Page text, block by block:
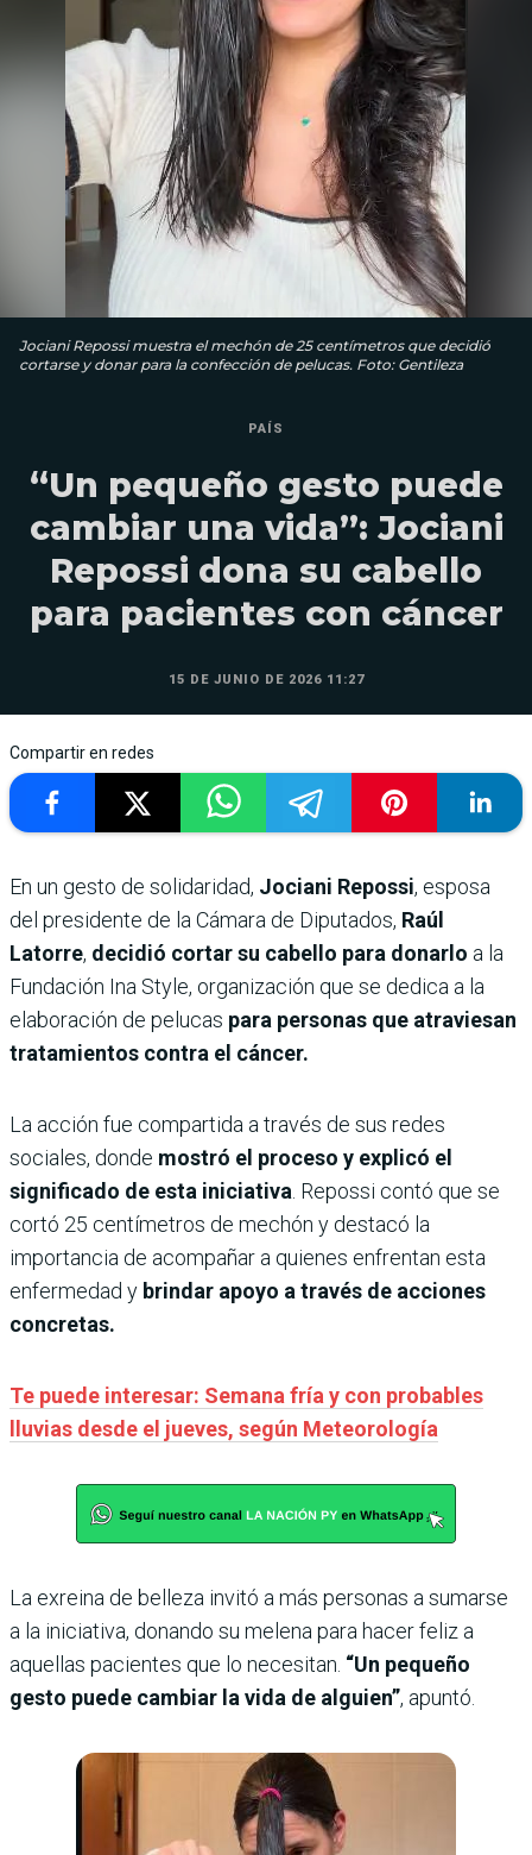
Jociani Repossi muestra el mechón de 25 centímetros que decidió
cortarse y donar para la confección de pelucas. Foto: Gentileza
PAÍS
“Un pequeño gesto puede
cambiar una vida”: Jociani
Repossi dona su cabello
para pacientes con cáncer
15 DE JUNIO DE 2026 11:27
Compartir en redes
En un gesto de solidaridad, Jociani Repossi, esposa
del presidente de la Cámara de Diputados, Raúl
Latorre, decidió cortar su cabello para donarlo a la
Fundación Ina Style, organización que se dedica a la
elaboración de pelucas para personas que atraviesan
tratamientos contra el cáncer.
La acción fue compartida a través de sus redes
sociales, donde mostró el proceso y explicó el
significado de esta iniciativa. Repossi contó que se
cortó 25 centímetros de mechón y destacó la
importancia de acompañar a quienes enfrentan esta
enfermedad y brindar apoyo a través de acciones
concretas.
Te puede interesar: Semana fría y con probables
lluvias desde el jueves, según Meteorología
La exreina de belleza invitó a más personas a sumarse
a la iniciativa, donando su melena para hacer feliz a
aquellas pacientes que lo necesitan. “Un pequeño
gesto puede cambiar la vida de alguien”, apuntó.